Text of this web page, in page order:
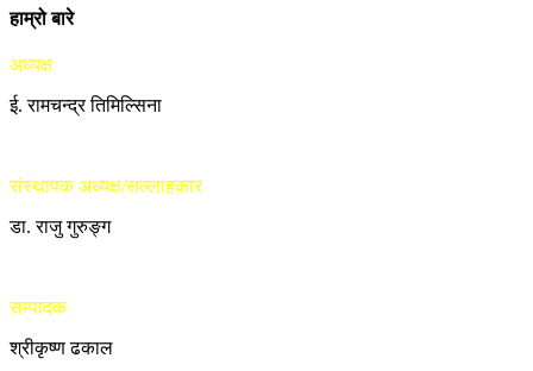
हाम्रो बारे
अध्यक्ष
ई. रामचन्द्र तिमिल्सिना
संस्थापक अध्यक्ष/सल्लाहकार
डा. राजु गुरुङ्ग
सम्पादक
श्रीकृष्ण ढकाल